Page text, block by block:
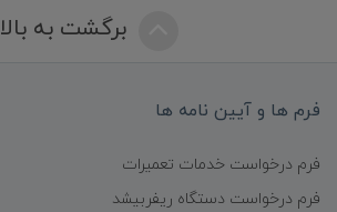
برگشت به بالا
فرم ها و آیین نامه ها
فرم درخواست خدمات تعمیرات
فرم درخواست دستگاه ریفربیشد